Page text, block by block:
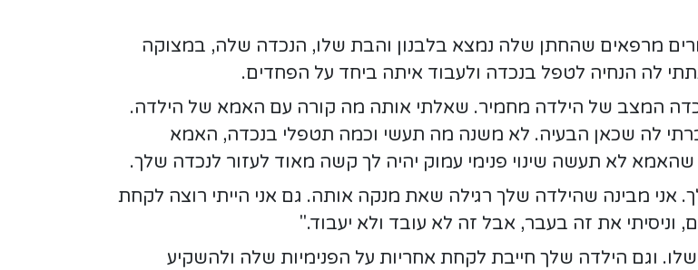
מרפאים שהחתן שלה נמצא בלבנון והבת שלו, הנכדה שלה, במצוקה
לה הנחיה לטפל בנכדה ולעבוד איתה ביחד על הפחדים.
המצב של הילדה מחמיר. שאלתי אותה מה קורה עם האמא של הילדה.
לה שכאן הבעיה. לא משנה מה תעשי וכמה תטפלי בנכדה, האמא
לא תעשה שינוי פנימי עמוק יהיה לך קשה מאוד לעזור לנכדה שלך.
מבינה שהילדה שלך רגילה שאת מנקה אותה. גם אני הייתי רוצה לקחת
את זה בעבר, אבל זה לא עובד ולא יעבוד."
וגם הילדה שלך חייבת לקחת אחריות על הפנימיות שלה ולהשקיע